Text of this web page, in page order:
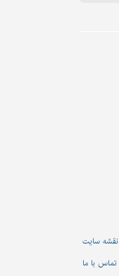
نقشه سایت
تماس با ما